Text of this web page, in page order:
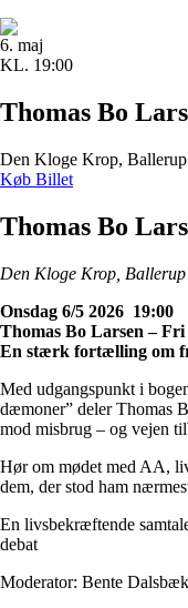
6. maj
KL. 19:00
Thomas Bo
Den Kloge Krop,
Køb Billet
Thomas Bo
Den Kloge Krop, Ballerup
Onsdag 6/5 2026 19:00
Thomas Bo Larsen – Fri
En stærk fortælling om
Med udgangspunkt i
dæmoner” deler Thomas
mod misbrug – og vejen
Hør om mødet med AA,
dem, der stod ham
En livsbekræftende
debat
Moderator: Bente